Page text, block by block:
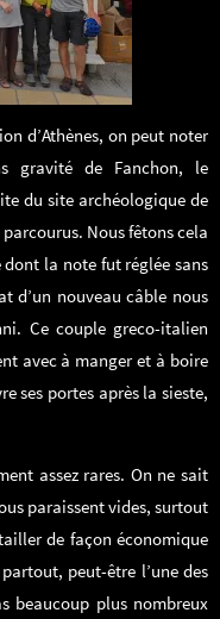
d’Athènes, on peut noter
gravité de Fanchon, le
du site archéologique de
Nous fêtons cela
la note fut réglée sans
d’un nouveau câble nous
Ce couple greco-italien
avec à manger et à boire
ses portes après la sieste,
assez rares. On ne sait
paraissent vides, surtout
de façon économique
peut-être l’une des
beaucoup plus nombreux